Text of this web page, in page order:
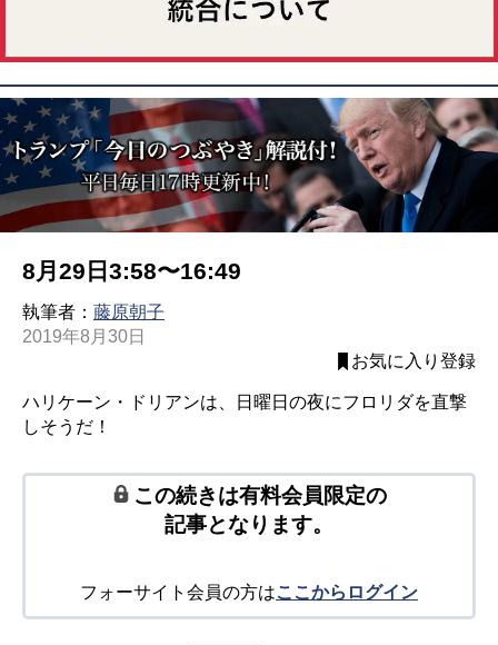
8月29日3:58〜16:49
執筆者： 藤原朝子
2019年8月30日
お気に入り登録
ハリケーン・ドリアンは、日曜日の夜にフロリダを直撃
しそうだ！
この続きは有料会員限定の
記事となります。
フォーサイト会員の方はここからログイン